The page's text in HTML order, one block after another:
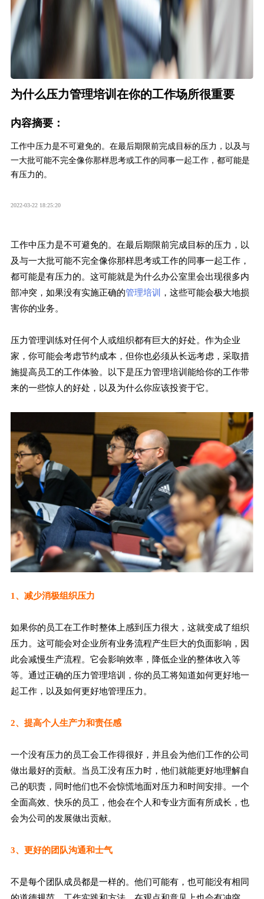
为什么压力管理培训在你的工作场所很重要
内容摘要：
工作中压力是不可避免的。在最后期限前完成目标的压力，以及与
一大批可能不完全像你那样思考或工作的同事一起工作，都可能是
有压力的。
2022-03-22 18:25:20
工作中压力是不可避免的。在最后期限前完成目标的压力，以
及与一大批可能不完全像你那样思考或工作的同事一起工作，
都可能是有压力的。这可能就是为什么办公室里会出现很多内
部冲突，如果没有实施正确的管理培训
，这些可能会极大地损
害你的业务。
压力管理训练对任何个人或组织都有巨大的好处。作为企业
家，你可能会考虑节约成本，但你也必须从长远考虑，采取措
施提高员工的工作体验。以下是压力管理培训能给你的工作带
来的一些惊人的好处，以及为什么你应该投资于它。
1、减少消极组织压力
如果你的员工在工作时整体上感到压力很大，这就变成了组织
压力。这可能会对企业所有业务流程产生巨大的负面影响，因
此会减慢生产流程。它会影响效率，降低企业的整体收入等
等。通过正确的压力管理培训，你的员工将知道如何更好地一
起工作，以及如何更好地管理压力。
2、提高个人生产力和责任感
一个没有压力的员工会工作得很好，并且会为他们工作的公司
做出最好的贡献。当员工没有压力时，他们就能更好地理解自
己的职责，同时他们也不会惊慌地面对压力和时间安排。一个
全面高效、快乐的员工，他会在个人和专业方面有所成长，也
会为公司的发展做出贡献。
3、更好的团队沟通和士气
不是每个团队成员都是一样的。他们可能有，也可能没有相同